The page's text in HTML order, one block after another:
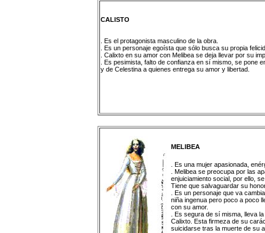
CALISTO
. Es el protagonista masculino de la obra.
. Es un personaje egoísta que sólo busca su propia
. Calixto en su amor con Melibea se deja llevar por su
. Es pesimista, falto de confianza en sí mismo, se pone
y de Celestina a quienes entrega su amor y libertad.
MELIBEA
. Es una mujer apasionada,
. Melibea se preocupa por las
enjuiciamiento social, por ello,
Tiene que salvaguardar su
. Es un personaje que va
niña ingenua pero poco a poco
con su amor.
. Es segura de sí misma, lleva
Calixto. Esta firmeza de su
suicidarse tras la muerte de su